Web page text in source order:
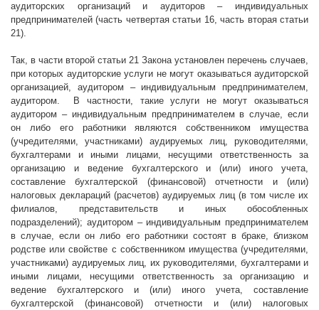
аудиторских организаций и аудиторов – индивидуальных
предпринимателей (часть четвертая статьи 16, часть вторая статьи
21).
Так, в части второй статьи 21 Закона установлен перечень случаев,
при которых аудиторские услуги не могут оказываться аудиторской
организацией, аудитором – индивидуальным предпринимателем,
аудитором.
В частности, такие услуги не могут оказываться
аудитором – индивидуальным предпринимателем в случае, если
он либо его работники являются собственником имущества
(учредителями, участниками) аудируемых лиц, руководителями,
бухгалтерами и иными лицами, несущими ответственность за
организацию и ведение бухгалтерского и (или) иного учета,
составление бухгалтерской (финансовой) отчетности и (или)
налоговых деклараций (расчетов) аудируемых лиц (в том числе их
филиалов, представительств и иных обособленных
подразделений); аудитором – индивидуальным предпринимателем
в случае, если он либо его работники состоят в браке, близком
родстве или свойстве с собственником имущества (учредителями,
участниками) аудируемых лиц, их руководителями, бухгалтерами и
иными лицами, несущими ответственность за организацию и
ведение бухгалтерского и (или) иного учета, составление
бухгалтерской (финансовой) отчетности и (или) налоговых